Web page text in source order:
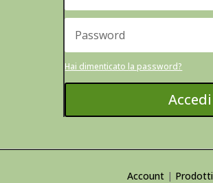
Hai dimenticato la password?
Accedi
Account| Prodotti